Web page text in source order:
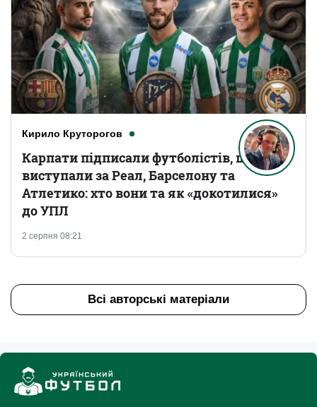
Кирило Круторогов
2 серпня 08:21
Карпати підписали футболістів, що
виступали за Реал, Барселону та
Атлетико: хто вони та як «докотилися»
до УПЛ
Всі авторські матеріали